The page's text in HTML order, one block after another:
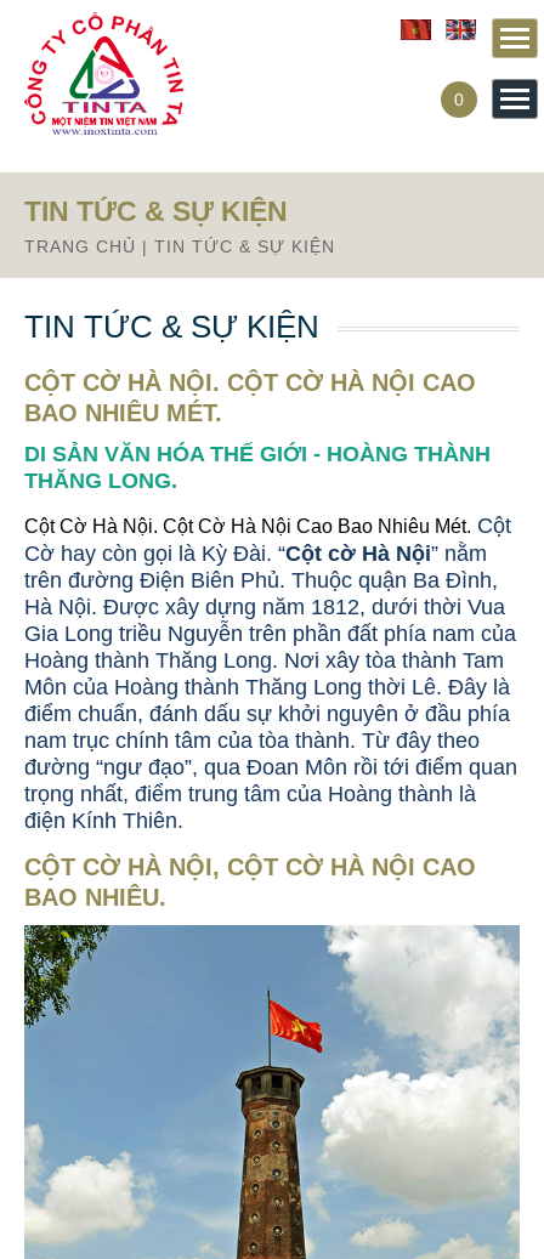
0
Từ mục này trở xuống là mã nguồn Zalo
TIN TỨC & SỰ KIỆN
TRANG CHỦ | TIN TỨC & SỰ KIỆN
TIN TỨC & SỰ KIỆN
CỘT CỜ HÀ NỘI. CỘT CỜ HÀ NỘI CAO
BAO NHIÊU MÉT.
DI SẢN VĂN HÓA THẾ GIỚI - HOÀNG THÀNH
THĂNG LONG.
Cột Cờ Hà Nội. Cột Cờ Hà Nội Cao Bao Nhiêu Mét. Cột
Cờ hay còn gọi là Kỳ Đài. “Cột cờ Hà Nội” nằm
trên đường Điện Biên Phủ. Thuộc quận Ba Đình,
Hà Nội. Được xây dựng năm 1812, dưới thời Vua
Gia Long triều Nguyễn trên phần đất phía nam của
Hoàng thành Thăng Long. Nơi xây tòa thành Tam
Môn của Hoàng thành Thăng Long thời Lê. Đây là
điểm chuẩn, đánh dấu sự khởi nguyên ở đầu phía
nam trục chính tâm của tòa thành. Từ đây theo
đường “ngư đạo”, qua Đoan Môn rồi tới điểm quan
trọng nhất, điểm trung tâm của Hoàng thành là
điện Kính Thiên.
CỘT CỜ HÀ NỘI, CỘT CỜ HÀ NỘI CAO
BAO NHIÊU.